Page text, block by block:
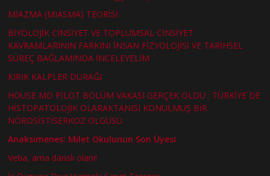
MİAZMA (MIASMA) TEORİSİ
BİYOLOJİK CİNSİYET VE TOPLUMSAL CİNSİYET
KAVRAMLARININ FARKINI İNSAN FİZYOLOJİSİ VE TARİHSEL
SÜREÇ BAĞLAMINDA İNCELEYELİM
KIRIK KALPLER DURAĞI
HOUSE MD PİLOT BÖLÜM VAKASI GERÇEK OLDU : TÜRKİYE´DE
HİSTOPATOLOJİK OLARAKTANISI KONULMUŞ BİR
NÖROSİSTİSERKOZ OLGUSU
Anaksimenes: Milet Okulunun Son Üyesi
Veba, ama danslı olanı!